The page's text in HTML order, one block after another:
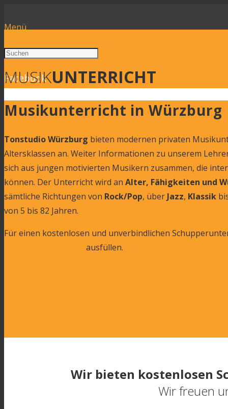
Menü
Facebook
MUSIKUNTERRICHT
Musikunterricht in Würzburg
Tonstudio Würzburg bieten modernen privaten
Altersklassen an. Weiter Informationen zu unserem
sich aus jungen motivierten Musikern zusammen, die
können. Der Unterricht wird an Alter, Fähigkeiten und
sämtliche Richtungen von Rock/Pop, über Jazz, Klassik
von 5 bis 82 Jahren.
Für einen kostenlosen und unverbindlichen
ausfüllen.
Wir bieten kostenlosen
Wir freuen